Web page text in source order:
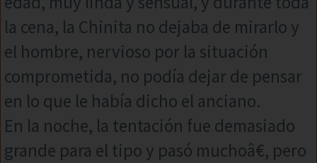
la cena, la Chinita no dejaba de mirarlo y
el hombre, nervioso por la situación
comprometida, no podía dejar de pensar
en lo que le había dicho el anciano.
En la noche, la tentación fue demasiado
grande para el tipo y pasó muchoâ€, pero